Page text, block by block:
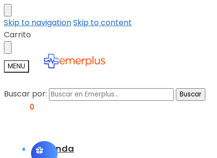
Skip to navigationSkip to content
Carrito
MENU
Buscar por: Buscar
0
Tienda